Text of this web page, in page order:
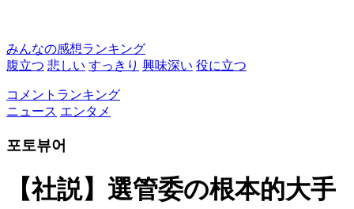
みんなの感想ランキング
腹立つ 悲しい すっきり 興味深い 役に立つ
コメントランキング
ニュース エンタメ
포토뷰어
【社説】選管委の根本的大手